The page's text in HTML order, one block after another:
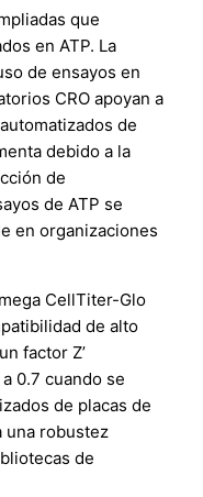
que
en ATP. La
de ensayos en
CRO apoyan a
de
debido a la
de
de ATP se
en organizaciones
CellTiter-Glo
de alto
factor Z’
0.7 cuando se
de placas de
una robustez
de